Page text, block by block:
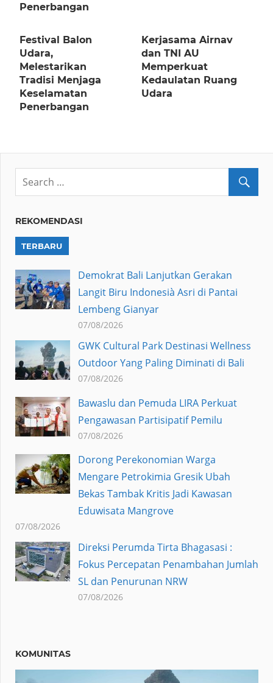
Penerbangan
Festival Balon
Udara,
Melestarikan
Tradisi Menjaga
Keselamatan
Penerbangan
Kerjasama Airnav
dan TNI AU
Memperkuat
Kedaulatan Ruang
Udara
REKOMENDASI
TERBARU
Demokrat Bali Lanjutkan Gerakan
Langit Biru Indonesià Asri di Pantai
Lembeng Gianyar
07/08/2026
GWK Cultural Park Destinasi Wellness
Outdoor Yang Paling Diminati di Bali
07/08/2026
Bawaslu dan Pemuda LIRA Perkuat
Pengawasan Partisipatif Pemilu
07/08/2026
Dorong Perekonomian Warga
Mengare Petrokimia Gresik Ubah
Bekas Tambak Kritis Jadi Kawasan
Eduwisata Mangrove
07/08/2026
Direksi Perumda Tirta Bhagasasi :
Fokus Percepatan Penambahan Jumlah
SL dan Penurunan NRW
07/08/2026
KOMUNITAS